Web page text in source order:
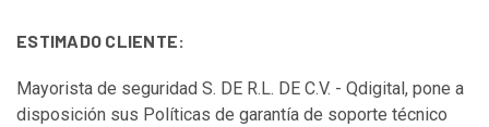
ESTIMADO CLIENTE:
Mayorista de seguridad S. DE R.L. DE C.V. - Qdigital, pone a
disposición sus Políticas de garantía de soporte técnico